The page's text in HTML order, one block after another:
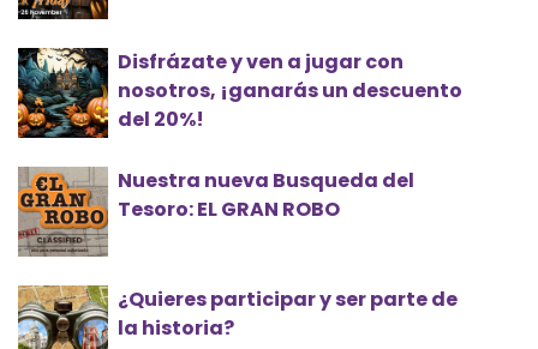
Disfrázate y ven a jugar con
nosotros, ¡ganarás un descuento
del 20%!
Nuestra nueva Busqueda del
Tesoro: EL GRAN ROBO
¿Quieres participar y ser parte de
la historia?